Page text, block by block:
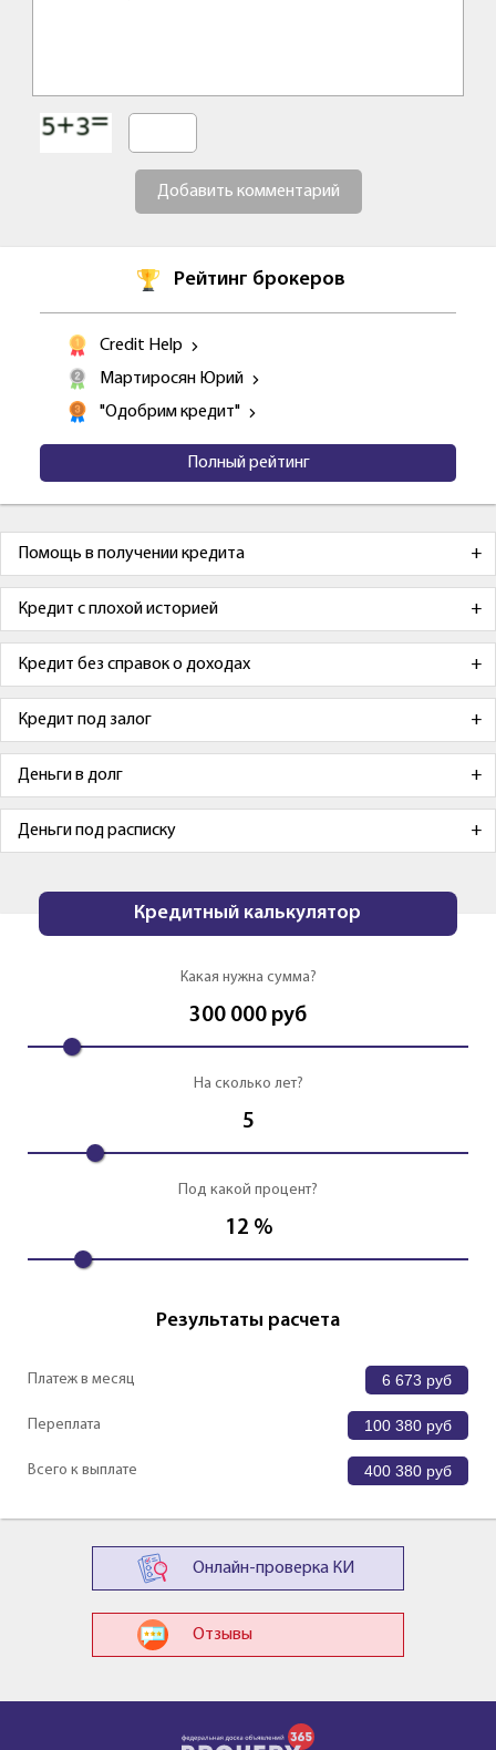
Добавить комментарий
Рейтинг брокеров
Credit Help
Мартиросян Юрий
"Одобрим кредит"
Полный рейтинг
Помощь в получении кредита
Кредит с плохой историей
Кредит без справок о доходах
Кредит под залог
Деньги в долг
Деньги под расписку
Кредитный калькулятор
Какая нужна сумма?
300 000 руб
На сколько лет?
5
Под какой процент?
12 %
Результаты расчета
Платеж в месяц 6 673 руб
Переплата 100 380 руб
Всего к выплате 400 380 руб
Онлайн-проверка КИ
Отзывы